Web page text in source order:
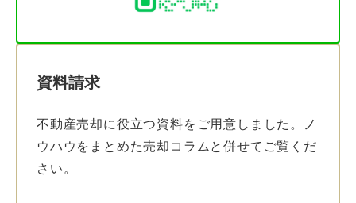
資料請求
不動産売却に役立つ資料をご用意しました。ノ
ウハウをまとめた売却コラムと併せてご覧くだ
さい。